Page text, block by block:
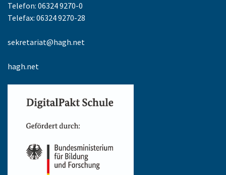
Telefon: 06324 9270-0
Telefax: 06324 9270-28
sekretariat@hagh.net
hagh.net